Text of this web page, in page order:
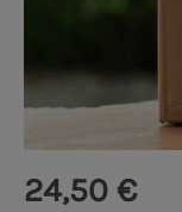
24,50 €